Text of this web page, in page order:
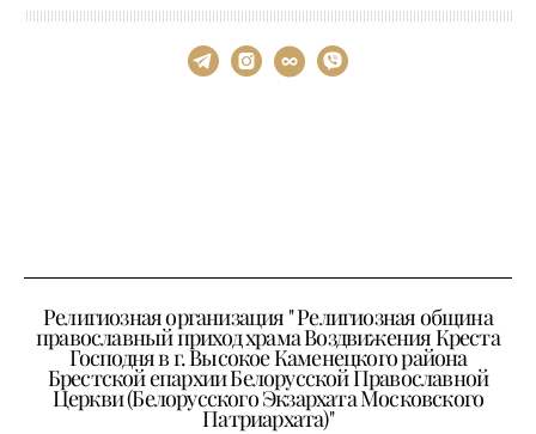
Религиозная организация " Религиозная община
православный приход храма Воздвижения Креста
Господня в г. Высокое Каменецкого района
Брестской епархии Белорусской Православной
Церкви (Белорусского Экзархата Московского
Патриархата)"